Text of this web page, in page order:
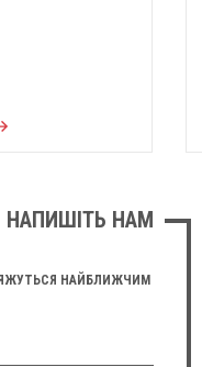
НАПИШІТЬ НАМ
НАЙБЛИЖЧИМ